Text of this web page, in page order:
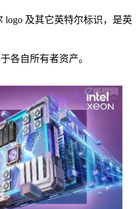
及其它英特尔标识，是英
各自所有者资产。